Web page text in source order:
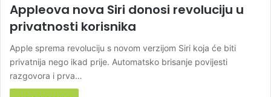
Appleova nova Siri donosi revoluciju u
privatnosti korisnika
Apple sprema revoluciju s novom verzijom Siri koja će biti
privatnija nego ikad prije. Automatsko brisanje povijesti
razgovora i prva…